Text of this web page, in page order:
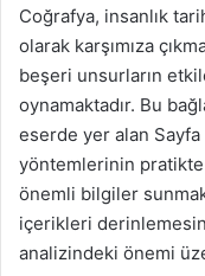
Coğrafya, insanlık
olarak karşımıza
beşeri unsurların
oynamaktadır. Bu
eserde yer alan
yöntemlerinin
önemli bilgiler
içerikleri
analizindeki önemi